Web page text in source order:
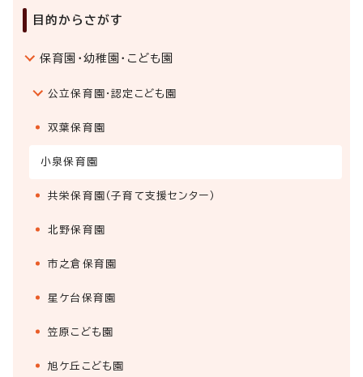
目的からさがす
保育園・幼稚園・こども園
公立保育園・認定こども園
双葉保育園
小泉保育園
共栄保育園（子育て支援センター）
北野保育園
市之倉保育園
星ケ台保育園
笠原こども園
旭ケ丘こども園